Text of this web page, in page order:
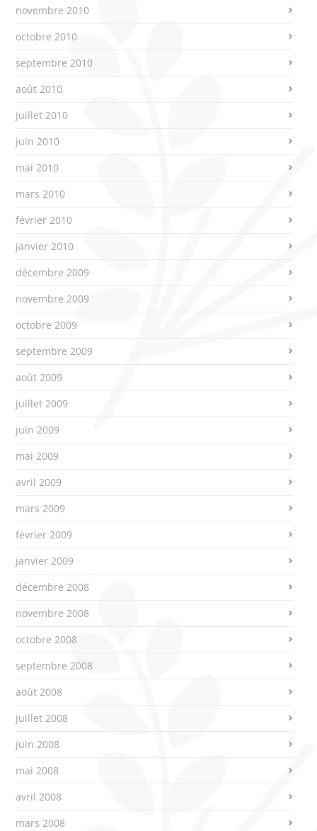
novembre 2010
octobre 2010
septembre 2010
août 2010
juillet 2010
juin 2010
mai 2010
mars 2010
février 2010
janvier 2010
décembre 2009
novembre 2009
octobre 2009
septembre 2009
août 2009
juillet 2009
juin 2009
mai 2009
avril 2009
mars 2009
février 2009
janvier 2009
décembre 2008
novembre 2008
octobre 2008
septembre 2008
août 2008
juillet 2008
juin 2008
mai 2008
avril 2008
mars 2008